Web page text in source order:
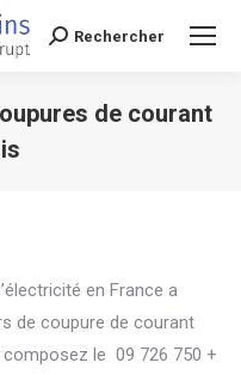
Recherche
Rechercher
de courant
en France a
de coupure de courant
composez le 09 726 750 +